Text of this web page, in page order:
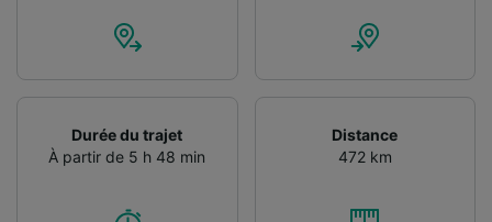
Durée du trajet
À partir de 5 h 48 min
Distance
472 km